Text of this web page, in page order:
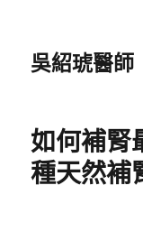
吳紹琥醫師
如何補腎
種天然補